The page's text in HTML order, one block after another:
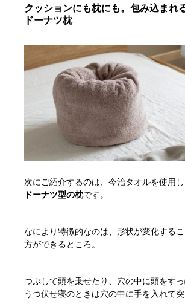
クッションにも枕にも。包み込まれ
ドーナツ枕
次にご紹介するのは、今治タオルを使用
ドーナツ型の枕です。
なにより特徴的なのは、形状が変化する
方ができるところ。
つぶして頭を乗せたり、穴の中に頭をすっ
うつ伏せ寝のときは穴の中に手を入れて